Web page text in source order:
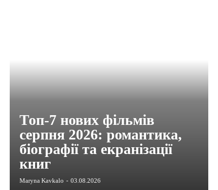
Топ-7 нових фільмів
серпня 2026: романтика,
біографії та екранізації
книг
Maryna Kavkalo - 03.08.2026